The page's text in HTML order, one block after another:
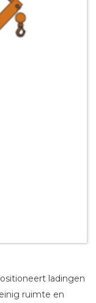
ladingen
ruimte en